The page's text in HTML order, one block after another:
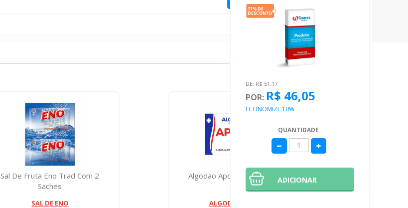
DE: R$ 51,17
POR: R$ 46,05
ECONOMIZE 10%
QUANTIDADE
ADICIONAR
Sal De Fruta Eno Trad Com 2
Saches
SAL DE ENO
Algodao Apolo Cx 25 Gramas
ALGODAO APOLO